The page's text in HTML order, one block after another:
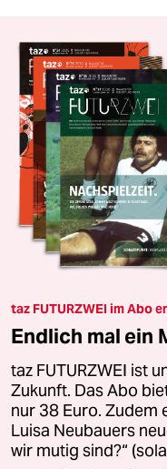
taz FUTURZWEI im Abo
Endlich mal ein
taz FUTURZWEI ist
Zukunft. Das Abo
nur 38 Euro. Zudem
Luisa Neubauers
wir mutig sind?“